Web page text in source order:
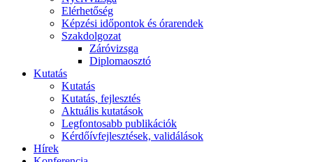
Elérhetőség
Képzési időpontok és órarendek
Szakdolgozat
Záróvizsga
Diplomaosztó
Kutatás
Kutatás
Kutatás, fejlesztés
Aktuális kutatások
Legfontosabb publikációk
Kérdőívfejlesztések, validálások
Hírek